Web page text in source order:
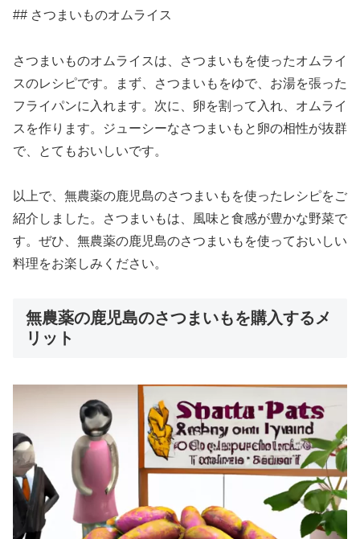
## さつまいものオムライス
さつまいものオムライスは、さつまいもを使ったオムライ
スのレシピです。まず、さつまいもをゆで、お湯を張った
フライパンに入れます。次に、卵を割って入れ、オムライ
スを作ります。ジューシーなさつまいもと卵の相性が抜群
で、とてもおいしいです。
以上で、無農薬の鹿児島のさつまいもを使ったレシピをご
紹介しました。さつまいもは、風味と食感が豊かな野菜で
す。ぜひ、無農薬の鹿児島のさつまいもを使っておいしい
料理をお楽しみください。
無農薬の鹿児島のさつまいもを購入するメ
リット